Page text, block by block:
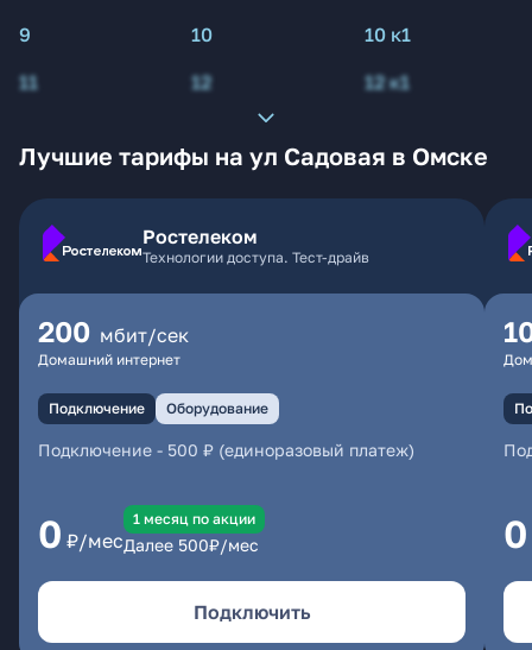
9
10
10 к1
11
12 12 к1
Лучшие тарифы на ул Садовая в Омске
Ростелеком
Технологии доступа. Тест-драйв
200 мбит/сек
Домашний интернет
Подключение Оборудование
Подключение - 500 ₽ (единоразовый платеж)
0 ₽/мес
1 месяц по акции
Далее 500₽/мес
Подключить
0